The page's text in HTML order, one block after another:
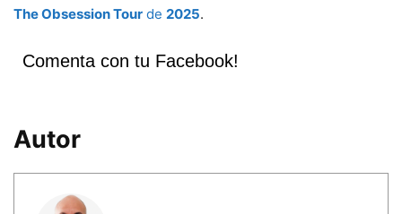
The Obsession Tour de 2025.
Comenta con tu Facebook!
Autor